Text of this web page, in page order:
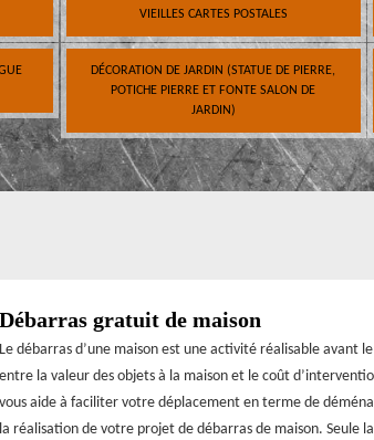
VIEILLES CARTES POSTALES
DÉCORATION DE JARDIN (STATUE DE PIERRE,
POTICHE PIERRE ET FONTE SALON DE
JARDIN)
Débarras gratuit de maison
Le débarras d’une maison est une activité réalisable avant
entre la valeur des objets à la maison et le coût
vous aide à faciliter votre déplacement en terme de
la réalisation de votre projet de débarras de maison. Seule